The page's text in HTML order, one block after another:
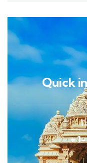
Quick
+